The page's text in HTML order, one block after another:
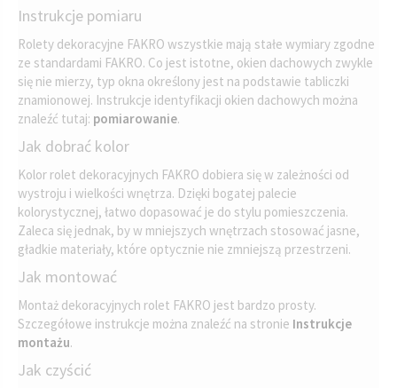
Instrukcje pomiaru
Rolety dekoracyjne FAKRO wszystkie mają stałe wymiary zgodne
ze standardami FAKRO. Co jest istotne, okien dachowych zwykle
się nie mierzy, typ okna określony jest na podstawie tabliczki
znamionowej. Instrukcje identyfikacji okien dachowych można
znaleźć tutaj: pomiarowanie.
Jak dobrać kolor
Kolor rolet dekoracyjnych FAKRO dobiera się w zależności od
wystroju i wielkości wnętrza. Dzięki bogatej palecie
kolorystycznej, łatwo dopasować je do stylu pomieszczenia.
Zaleca się jednak, by w mniejszych wnętrzach stosować jasne,
gładkie materiały, które optycznie nie zmniejszą przestrzeni.
Jak montować
Montaż dekoracyjnych rolet FAKRO jest bardzo prosty.
Szczegółowe instrukcje można znaleźć na stronie Instrukcje
montażu.
Jak czyścić